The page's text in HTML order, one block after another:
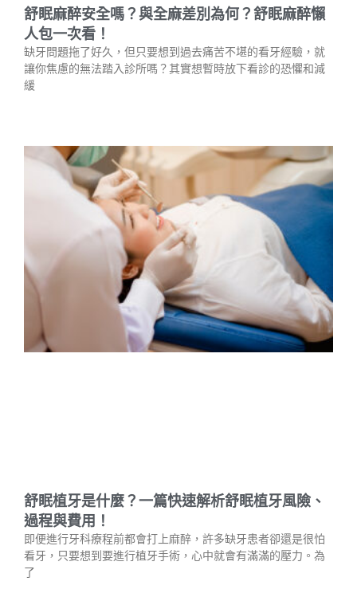
舒眠麻醉安全嗎？與全麻差別為何？舒眠麻醉懶
人包一次看！
缺牙問題拖了好久，但只要想到過去痛苦不堪的看牙經驗，就
讓你焦慮的無法踏入診所嗎？其實想暫時放下看診的恐懼和減
緩
舒眠植牙是什麼？一篇快速解析舒眠植牙風險、
過程與費用！
即便進行牙科療程前都會打上麻醉，許多缺牙患者卻還是很怕
看牙，只要想到要進行植牙手術，心中就會有滿滿的壓力。為
了